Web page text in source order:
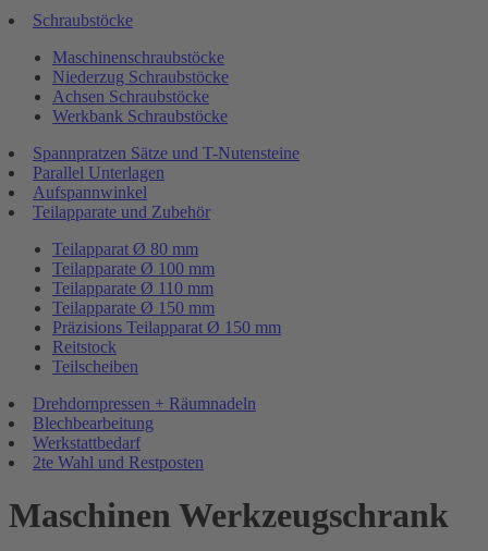
Schraubstöcke
Maschinenschraubstöcke
Niederzug Schraubstöcke
Achsen Schraubstöcke
Werkbank Schraubstöcke
Spannpratzen Sätze und T-Nutensteine
Parallel Unterlagen
Aufspannwinkel
Teilapparate und Zubehör
Teilapparat Ø 80 mm
Teilapparate Ø 100 mm
Teilapparate Ø 110 mm
Teilapparate Ø 150 mm
Präzisions Teilapparat Ø 150 mm
Reitstock
Teilscheiben
Drehdornpressen + Räumnadeln
Blechbearbeitung
Werkstattbedarf
2te Wahl und Restposten
Maschinen Werkzeugschrank